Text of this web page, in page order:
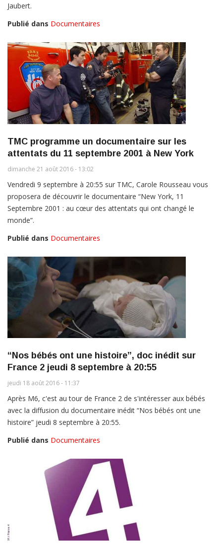
Jaubert.
Publié dans Documentaires
TMC programme un documentaire sur les
attentats du 11 septembre 2001 à New York
dimanche 21 août 2016 - 13:02
Vendredi 9 septembre à 20:55 sur TMC, Carole Rousseau vous
proposera de découvrir le documentaire “New York, 11
Septembre 2001 : au cœur des attentats qui ont changé le
monde”.
Publié dans Documentaires
“Nos bébés ont une histoire”, doc inédit sur
France 2 jeudi 8 septembre à 20:55
jeudi 18 août 2016 - 11:37
Après M6, c'est au tour de France 2 de s'intéresser aux bébés
avec la diffusion du documentaire inédit “Nos bébés ont une
histoire” jeudi 8 septembre à 20:55.
Publié dans Documentaires